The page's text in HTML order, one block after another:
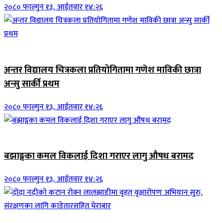
२०८० फाल्गुन १३, आईतवार १४:२६
अन्तर विद्यालय चित्रकला प्रतियोगितामा गणेश माविकी छात्रा
अन्सु सार्की प्रथम
२०८० फाल्गुन १३, आईतवार १४:२६
बझाङ्गका कमल विकलाई दिशा गराएर लागु औषध बरामद
२०८० फाल्गुन १३, आईतवार १४:२६